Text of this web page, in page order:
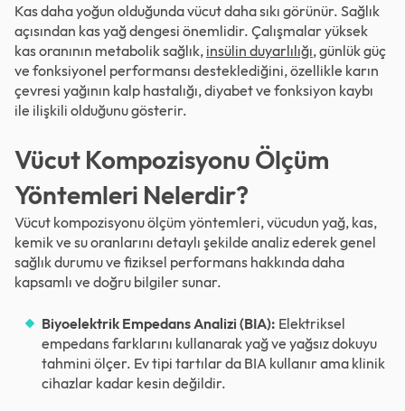
Kas daha yoğun olduğunda vücut daha sıkı görünür. Sağlık
açısından kas yağ dengesi önemlidir. Çalışmalar yüksek
kas oranının metabolik sağlık, insülin duyarlılığı, günlük güç
ve fonksiyonel performansı desteklediğini, özellikle karın
çevresi yağının kalp hastalığı, diyabet ve fonksiyon kaybı
ile ilişkili olduğunu gösterir.
Vücut Kompozisyonu Ölçüm
Yöntemleri Nelerdir?
Vücut kompozisyonu ölçüm yöntemleri, vücudun yağ, kas,
kemik ve su oranlarını detaylı şekilde analiz ederek genel
sağlık durumu ve fiziksel performans hakkında daha
kapsamlı ve doğru bilgiler sunar.
Biyoelektrik Empedans Analizi (BIA): Elektriksel
empedans farklarını kullanarak yağ ve yağsız dokuyu
tahmini ölçer. Ev tipi tartılar da BIA kullanır ama klinik
cihazlar kadar kesin değildir.